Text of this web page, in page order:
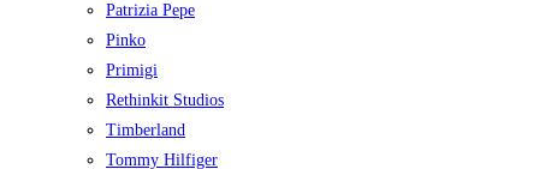
Patrizia Pepe
Pinko
Primigi
Rethinkit Studios
Timberland
Tommy Hilfiger